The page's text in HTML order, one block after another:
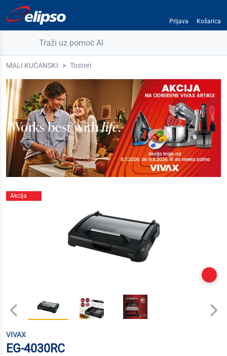
Prijava Košarica
Traži uz pomoć AI
MALI KUĆANSKI Tosteri
Akcija
VIVAX
EG-4030RC